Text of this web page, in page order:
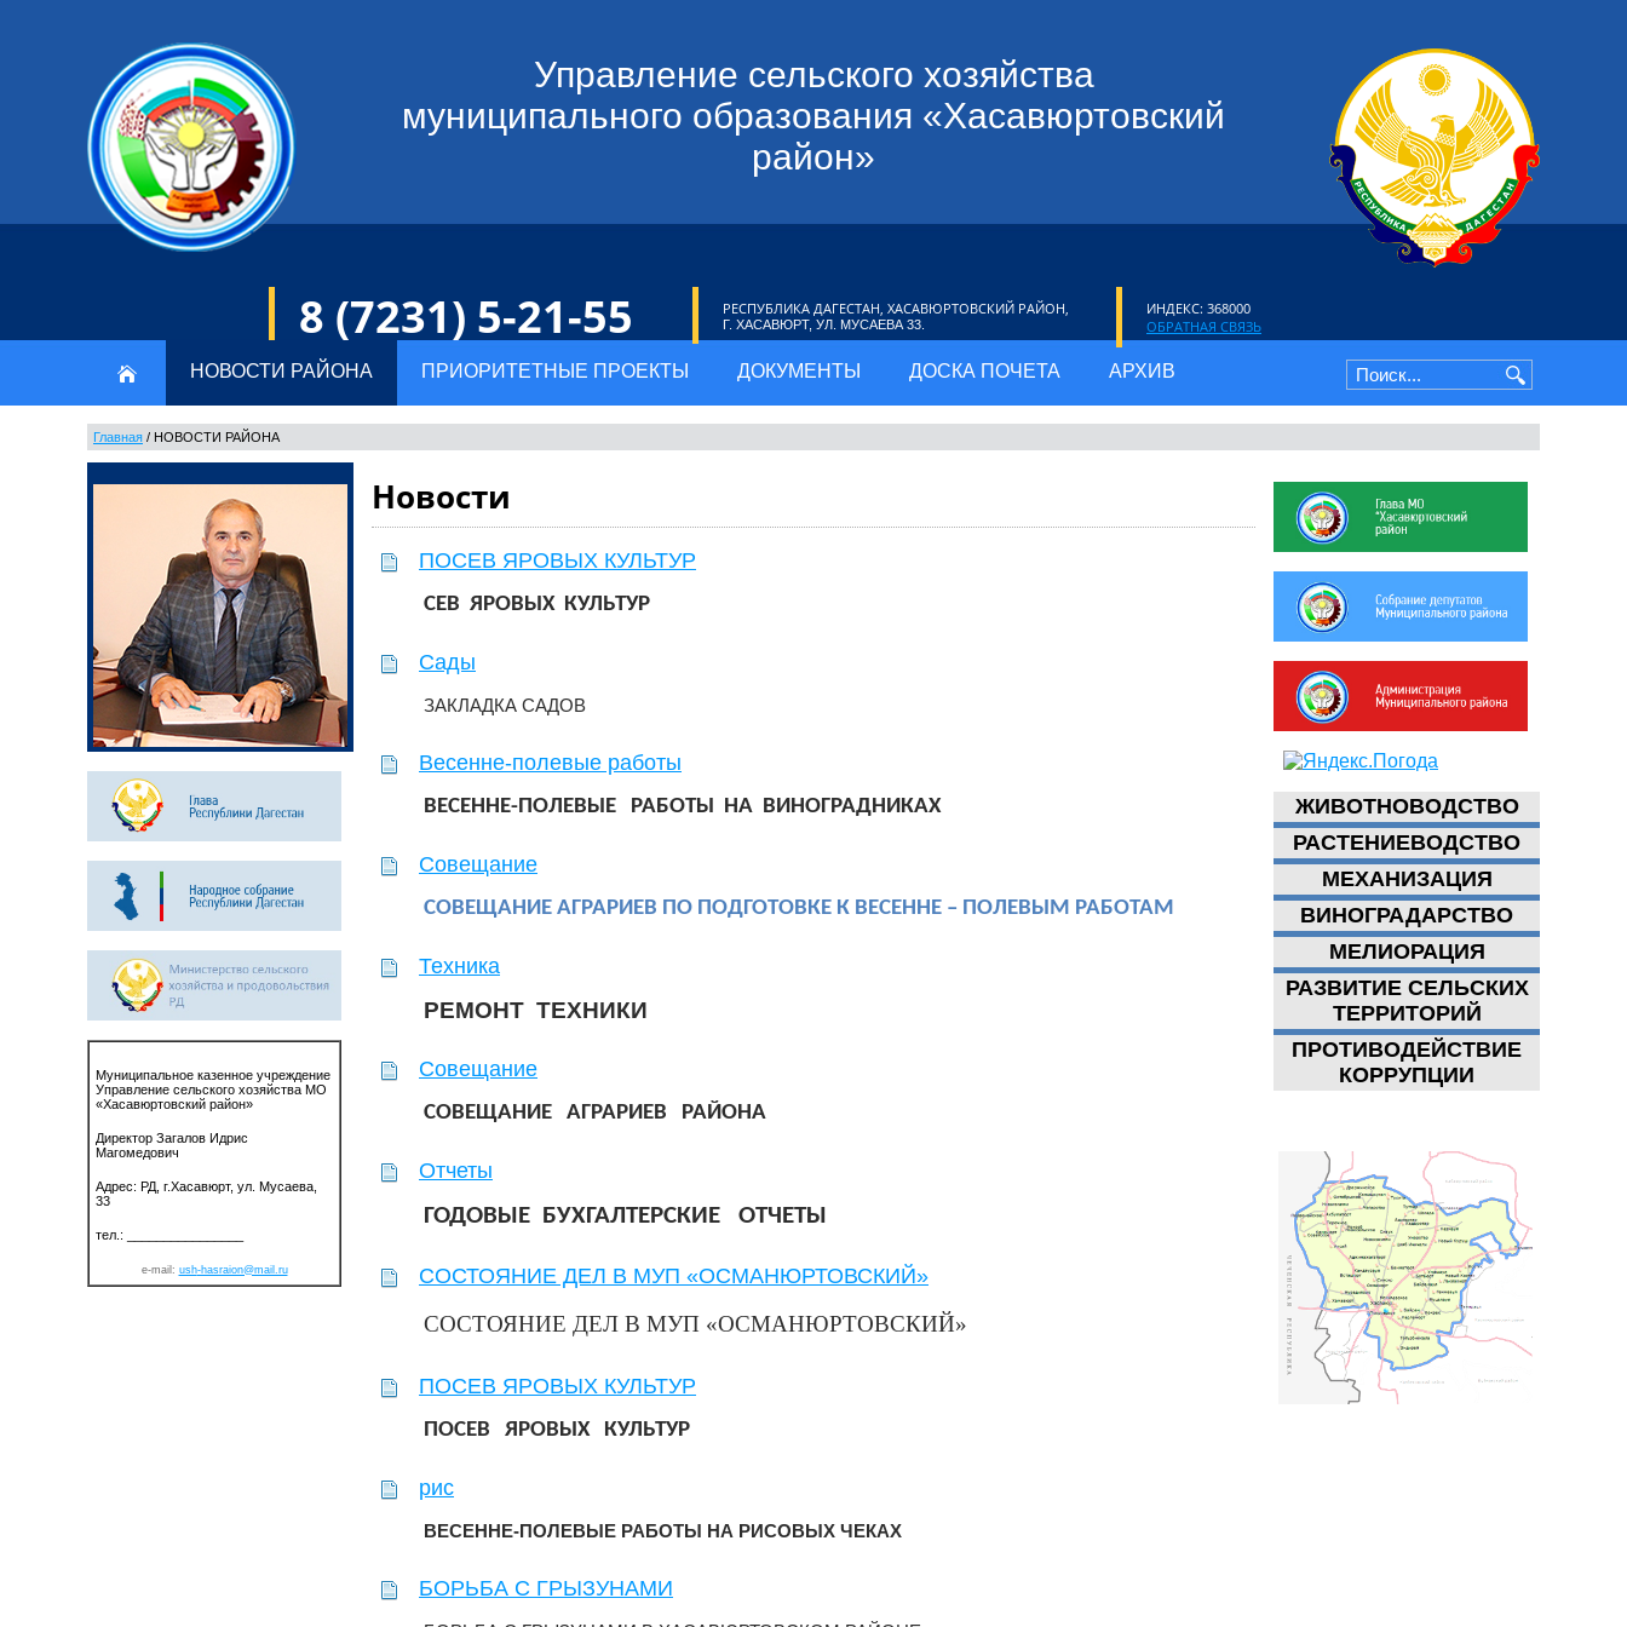
Управление сельского хозяйства
муниципального образования «Хасавюртовский
район»
8 (7231) 5-21-55 РЕСПУБЛИКА ДАГЕСТАН, ХАСАВЮРТОВСКИЙ РАЙОН,
Г. ХАСАВЮРТ, УЛ. МУСАЕВА 33.
ИНДЕКС: 368000
ОБРАТНАЯ СВЯЗЬ
НОВОСТИ РАЙОНА ПРИОРИТЕТНЫЕ ПРОЕКТЫ ДОКУМЕНТЫ ДОСКА ПОЧЕТА АРХИВ
Главная / НОВОСТИ РАЙОНА
Муниципальное казенное учреждение
Управление сельского хозяйства МО
«Хасавюртовский район»
Директор Загалов Идрис
Магомедович
Адрес: РД, г.Хасавюрт, ул. Мусаева,
33
тел.: ________________
e-mail: ush-hasraion@mail.ru
ЖИВОТНОВОДСТВО
РАСТЕНИЕВОДСТВО
МЕХАНИЗАЦИЯ
ВИНОГРАДАРСТВО
МЕЛИОРАЦИЯ
РАЗВИТИЕ СЕЛЬСКИХ
ТЕРРИТОРИЙ
ПРОТИВОДЕЙСТВИЕ
КОРРУПЦИИ
Новости
ПОСЕВ ЯРОВЫХ КУЛЬТУР
СЕВ ЯРОВЫХ КУЛЬТУР
Сады
ЗАКЛАДКА САДОВ
Весенне-полевые работы
ВЕСЕННЕ-ПОЛЕВЫЕ РАБОТЫ НА ВИНОГРАДНИКАХ
Совещание
СОВЕЩАНИЕ АГРАРИЕВ ПО ПОДГОТОВКЕ К ВЕСЕННЕ – ПОЛЕВЫМ РАБОТАМ
Техника
РЕМОНТ ТЕХНИКИ
Совещание
СОВЕЩАНИЕ АГРАРИЕВ РАЙОНА
Отчеты
ГОДОВЫЕ БУХГАЛТЕРСКИЕ ОТЧЕТЫ
СОСТОЯНИЕ ДЕЛ В МУП «ОСМАНЮРТОВСКИЙ»
СОСТОЯНИЕ ДЕЛ В МУП «ОСМАНЮРТОВСКИЙ»
ПОСЕВ ЯРОВЫХ КУЛЬТУР
ПОСЕВ ЯРОВЫХ КУЛЬТУР
рис
ВЕСЕННЕ-ПОЛЕВЫЕ РАБОТЫ НА РИСОВЫХ ЧЕКАХ
БОРЬБА С ГРЫЗУНАМИ